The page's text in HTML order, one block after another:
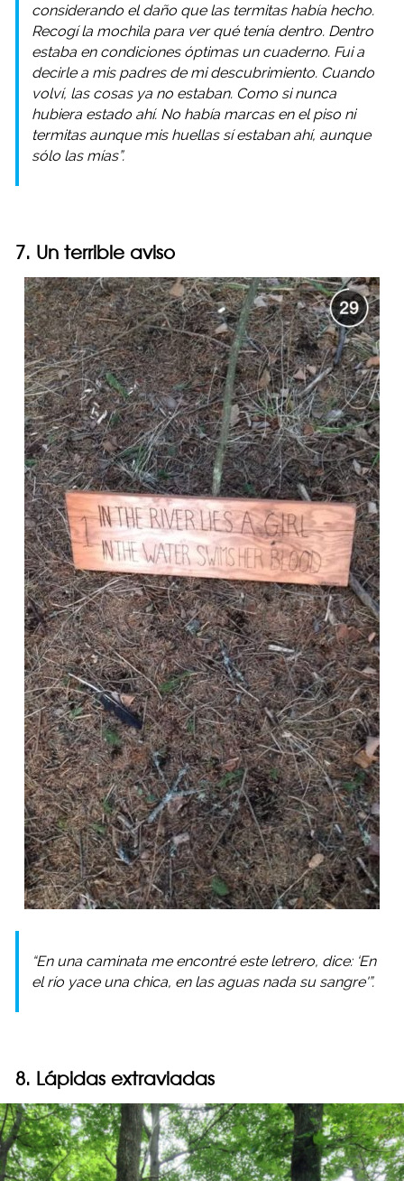
considerando el daño que las termitas había hecho.
Recogí la mochila para ver qué tenía dentro. Dentro
estaba en condiciones óptimas un cuaderno. Fui a
decirle a mis padres de mi descubrimiento. Cuando
volví, las cosas ya no estaban. Como si nunca
hubiera estado ahí. No había marcas en el piso ni
termitas aunque mis huellas sí estaban ahí, aunque
sólo las mías”.
7. Un terrible aviso
“En una caminata me encontré este letrero, dice: ‘En
el río yace una chica, en las aguas nada su sangre'”.
8. Lápidas extraviadas